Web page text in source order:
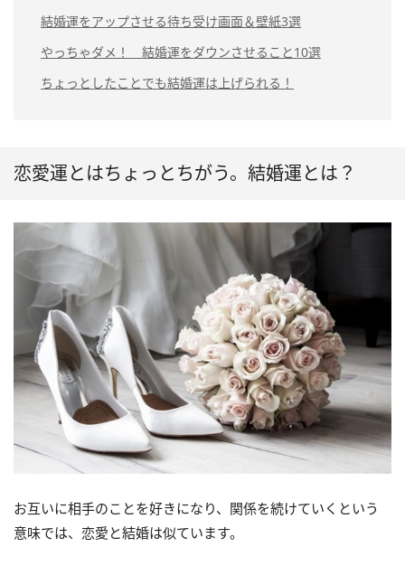
結婚運をアップさせる待ち受け画面＆壁紙3選
やっちゃダメ！ 結婚運をダウンさせること10選
ちょっとしたことでも結婚運は上げられる！
恋愛運とはちょっとちがう。結婚運とは？
お互いに相手のことを好きになり、関係を続けていくという
意味では、恋愛と結婚は似ています。